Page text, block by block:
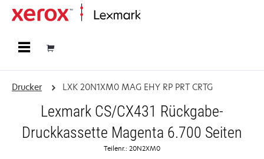
Drucker LXK 20N1XM0 MAG EHY RP PRT CRTG
Lexmark CS/CX431 Rückgabe-
Druckkassette Magenta 6.700 Seiten
Teilenr.: 20N2XM0